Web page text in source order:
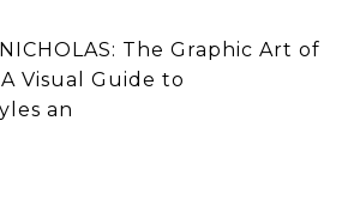
The Graphic Art of
Visual Guide to
an